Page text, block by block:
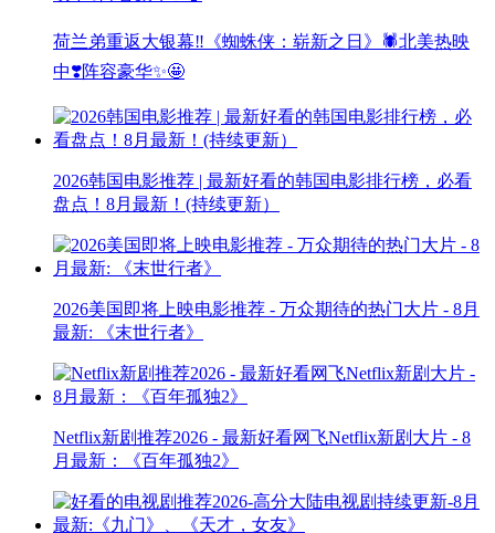
荷兰弟重返大银幕‼️《蜘蛛侠：崭新之日》🕷️北美热映
中❣️阵容豪华✨🤩
2026韩国电影推荐 | 最新好看的韩国电影排行榜，必看
盘点！8月最新！(持续更新）
2026美国即将上映电影推荐 - 万众期待的热门大片 - 8月
最新: 《末世行者》
Netflix新剧推荐2026 - 最新好看网飞Netflix新剧大片 - 8
月最新：《​​百年孤独2》